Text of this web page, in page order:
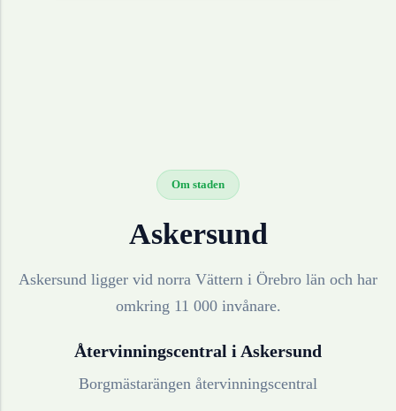
Om staden
Askersund
Askersund ligger vid norra Vättern i Örebro län och har
omkring 11 000 invånare.
Återvinningscentral i Askersund
Borgmästarängen återvinningscentral